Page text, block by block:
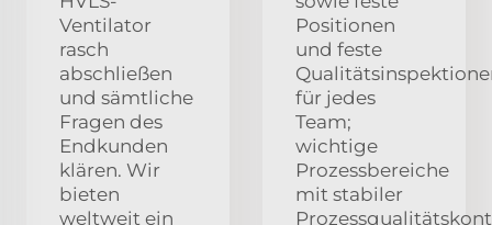
Ventilator
rasch
abschließen
und sämtliche
Fragen des
Endkunden
klären. Wir
bieten
weltweit ein
Positionen
und feste
für jedes
Team;
wichtige
Prozessbereiche
mit stabiler